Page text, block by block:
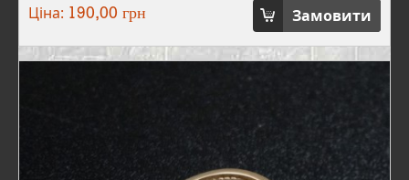
Ціна: 190,00 грн Замовити